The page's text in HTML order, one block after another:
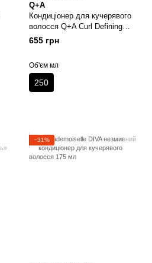
Q+A
Кондиціонер для кучерявого
волосся Q+A Curl Defining
Conditioner 250ml
655 грн
Об'єм мл
250
−31%